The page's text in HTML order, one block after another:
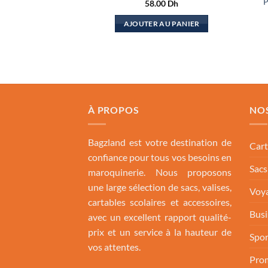
58.00 Dh
AJOUTER AU PANIER
À PROPOS
Bagzland est votre destination de
confiance pour tous vos besoins en
maroquinerie. Nous proposons
une large sélection de sacs, valises,
cartables scolaires et accessoires,
avec un excellent rapport qualité-
prix et un service à la hauteur de
vos attentes.